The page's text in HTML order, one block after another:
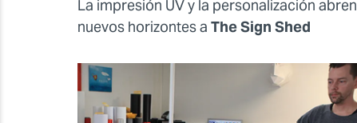
La impresión UV y la personalización abren
nuevos horizontes a The Sign Shed